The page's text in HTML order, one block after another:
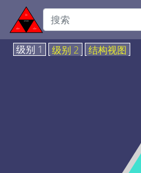
级别 1 级别 2 结构视图